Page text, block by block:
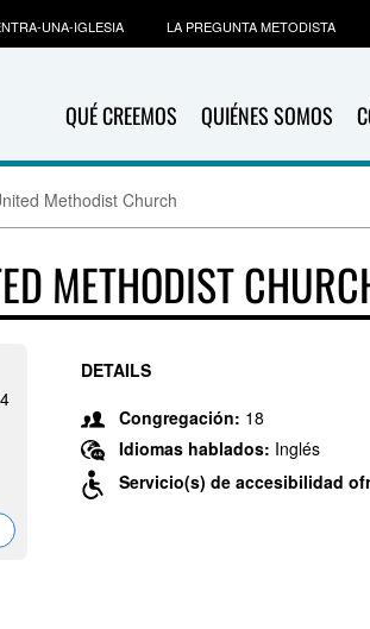
QUÉ CREEMOS QUIÉNES SOMOS
UNA-IGLESIA LA PREGUNTA METODISTA
Methodist Church
METHODIST
DETAILS
Congregación: 18
Idiomas hablados: Inglés
Servicio(s) de accesibilidad